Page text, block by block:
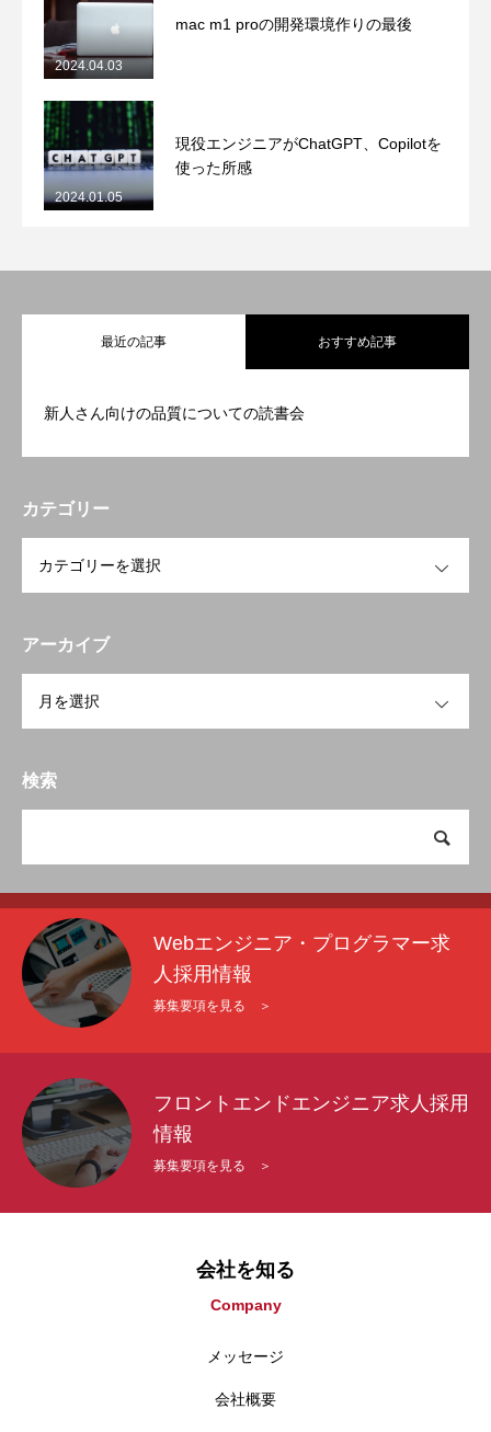
mac m1 proの開発環境作りの最後
2024.04.03
現役エンジニアがChatGPT、Copilotを
使った所感
2024.01.05
最近の記事 おすすめ記事
新人さん向けの品質についての読書会
カテゴリー
アーカイブ
検索
Webエンジニア・プログラマー求
人採用情報
募集要項を見る ＞
フロントエンドエンジニア求人採用
情報
募集要項を見る ＞
会社を知る
Company
メッセージ
会社概要